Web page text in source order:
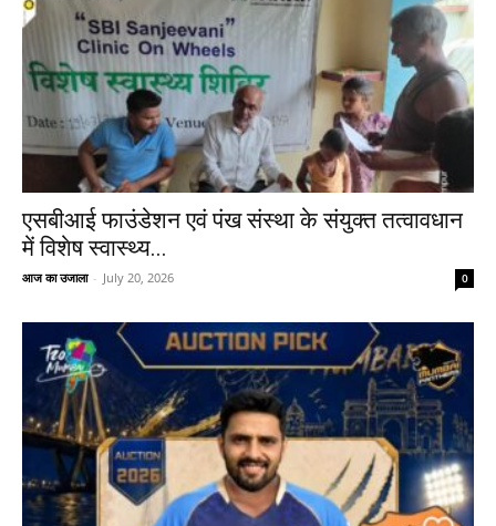
एसबीआई फाउंडेशन एवं पंख संस्था के संयुक्त तत्वावधान
में विशेष स्वास्थ्य...
आज का उजाला - July 20, 2026 0